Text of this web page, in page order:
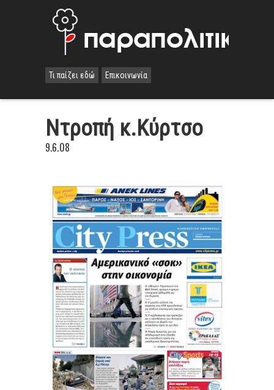
Τι παίζει εδώ Επικοινωνία
Ντροπή κ.Κύρτσο
9.6.08